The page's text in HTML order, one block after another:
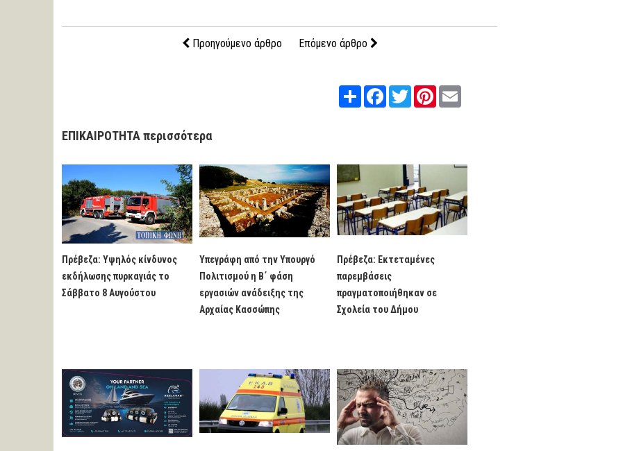
Προηγούμενο άρθρο Επόμενο άρθρο
Share FacebookTwitterPinterest
ΕΠΙΚΑΙΡΟΤΗΤΑ περισσότερα
Πρέβεζα: Υψηλός κίνδυνος
εκδήλωσης πυρκαγιάς το
Σάββατο 8 Αυγούστου
Υπεγράφη από την Υπουργό
Πολιτισμού η Β΄ φάση
εργασιών ανάδειξης της
Αρχαίας Κασσώπης
Πρέβεζα: Εκτεταμένες
παρεμβάσεις
πραγματοποιήθηκαν σε
Σχολεία του Δήμου